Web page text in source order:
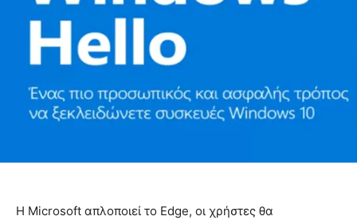
Η Microsoft απλοποιεί το Edge, οι χρήστες θα